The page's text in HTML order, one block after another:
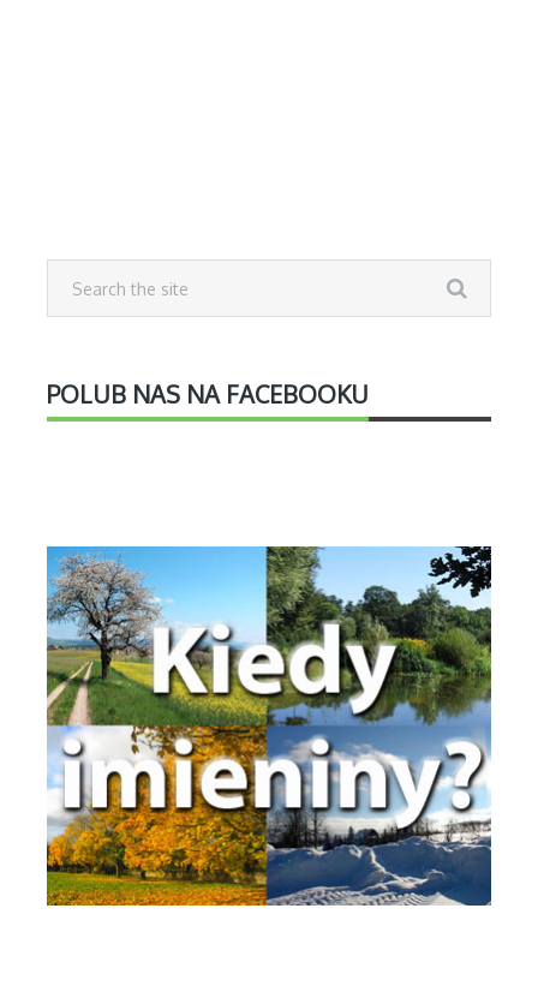
POLUB NAS NA FACEBOOKU